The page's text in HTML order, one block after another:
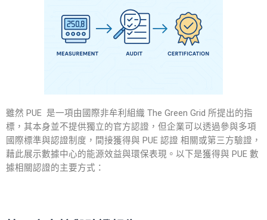
雖然 PUE 是一項由國際非牟利組織 The Green Grid 所提出的指
標，其本身並不提供獨立的官方認證，但企業可以透過參與多項
國際標準與認證制度，間接獲得與 PUE 認證 相關或第三方驗證，
藉此展示數據中心的能源效益與環保表現。以下是獲得與 PUE 數
據相關認證的主要方式：